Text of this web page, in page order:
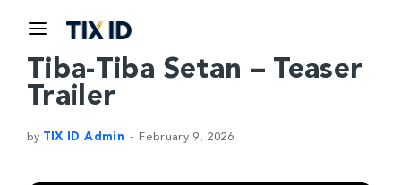
Tiba-Tiba Setan – Teaser
Trailer
by TIX ID Admin February 9, 2026